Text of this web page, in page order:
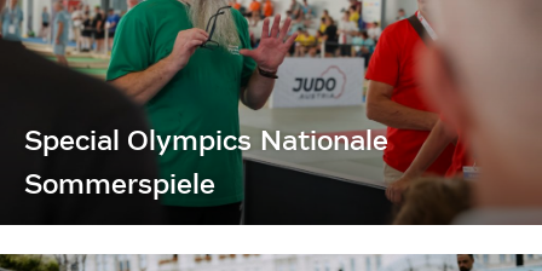
Special Olympics Nationale
Sommerspiele